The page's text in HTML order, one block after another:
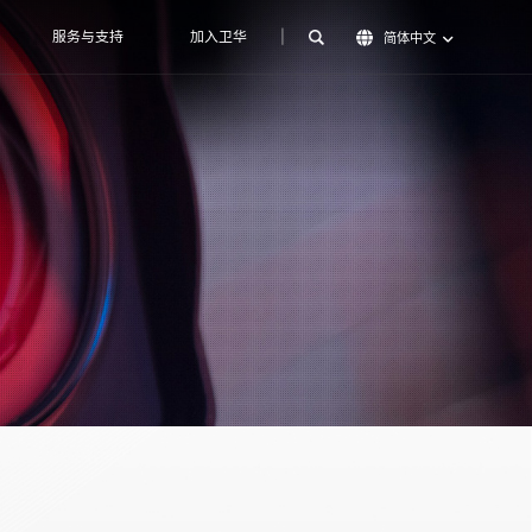
服务与支持 加入卫华 简体中文